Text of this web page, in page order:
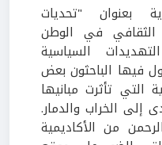
بعنوان "تحديات
الثقافي في الوطن
السياسية
فيها الباحثون بعض
التي تأثرت مبانيها
إلى الخراب والدمار.
من الأكاديمية